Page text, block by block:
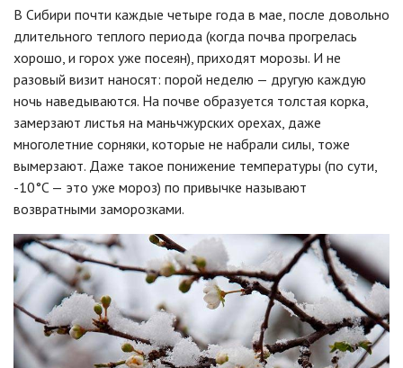
В Сибири почти каждые четыре года в мае, после довольно
длительного теплого периода (когда почва прогрелась
хорошо, и горох уже посеян), приходят морозы. И не
разовый визит наносят: порой неделю — другую каждую
ночь наведываются. На почве образуется толстая корка,
замерзают листья на маньчжурских орехах, даже
многолетние сорняки, которые не набрали силы, тоже
вымерзают. Даже такое понижение температуры (по сути,
-10°C — это уже мороз) по привычке называют
возвратными заморозками.